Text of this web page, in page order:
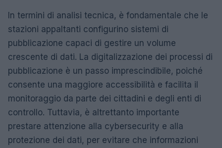
In termini di analisi tecnica, è fondamentale che le
stazioni appaltanti configurino sistemi di
pubblicazione capaci di gestire un volume
crescente di dati. La digitalizzazione dei processi di
pubblicazione è un passo imprescindibile, poiché
consente una maggiore accessibilità e facilita il
monitoraggio da parte dei cittadini e degli enti di
controllo. Tuttavia, è altrettanto importante
prestare attenzione alla cybersecurity e alla
protezione dei dati, per evitare che informazioni